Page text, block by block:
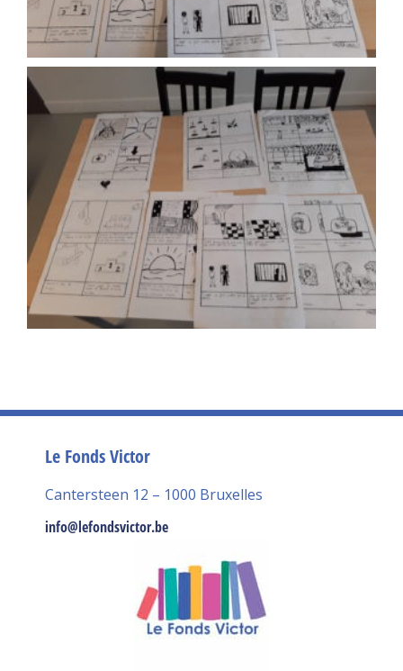
Le Fonds Victor
Cantersteen 12 – 1000 Bruxelles
info@lefondsvictor.be